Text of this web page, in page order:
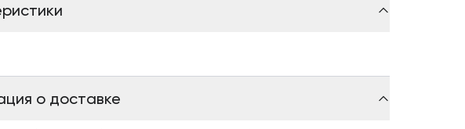
плотности — для идеального баланса мягкости и
ещё больший комфорт.
о доставке